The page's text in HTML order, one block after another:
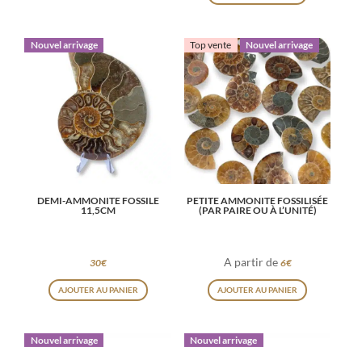
Nouvel arrivage
DEMI-AMMONITE FOSSILE
11,5CM
30€
AJOUTER AU PANIER
Top vente Nouvel arrivage
PETITE AMMONITE FOSSILISÉE
(PAR PAIRE OU À L’UNITÉ)
A partir de 6€
AJOUTER AU PANIER
Nouvel arrivage Nouvel arrivage